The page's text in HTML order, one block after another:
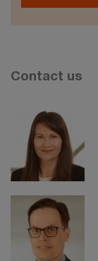
Contact us